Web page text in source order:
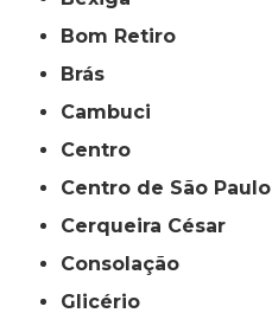
Bom Retiro
Brás
Cambuci
Centro
Centro de São Paulo
Cerqueira César
Consolação
Glicério